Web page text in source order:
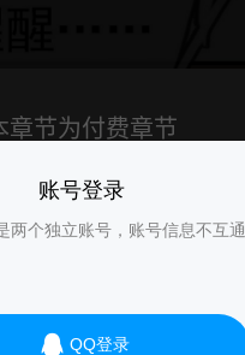
账号登录
两个独立账号，账号信息不互通
QQ登录